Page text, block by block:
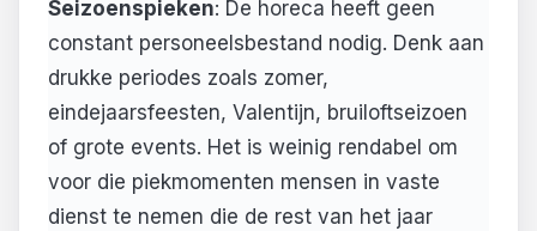
Seizoenspieken: De horeca heeft geen
constant personeelsbestand nodig. Denk aan
drukke periodes zoals zomer,
eindejaarsfeesten, Valentijn, bruiloftseizoen
of grote events. Het is weinig rendabel om
voor die piekmomenten mensen in vaste
dienst te nemen die de rest van het jaar